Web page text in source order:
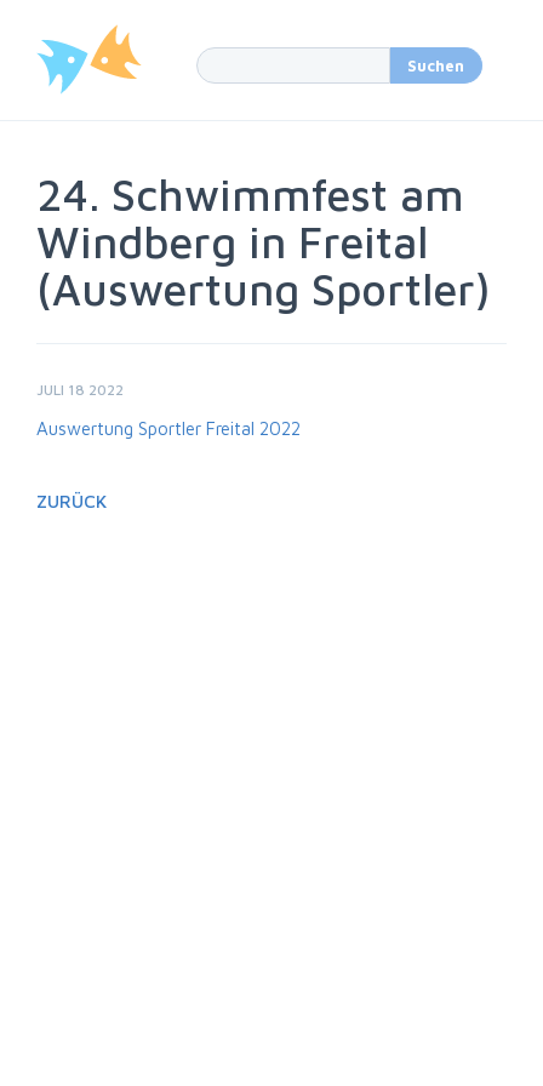
24. Schwimmfest am
Windberg in Freital
(Auswertung Sportler)
JULI 18 2022
Auswertung Sportler Freital 2022
ZURÜCK